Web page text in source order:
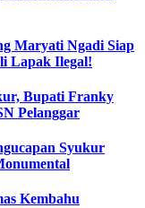
Maryati Ngadi Siap
Lapak Ilegal!
Bupati Franky
Pelanggar‎
Syukur
Kembahu